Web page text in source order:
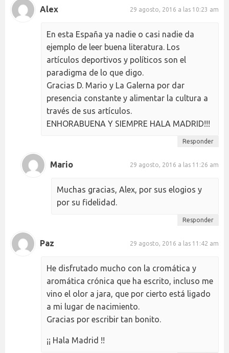
Alex 29 agosto, 2016 a las 10:23 am
En esta España ya nadie o casi nadie da
ejemplo de leer buena literatura. Los
artículos deportivos y políticos son el
paradigma de lo que digo.
Gracias D. Mario y La Galerna por dar
presencia constante y alimentar la cultura a
través de sus artículos.
ENHORABUENA Y SIEMPRE HALA MADRID!!!
Responder
Mario 29 agosto, 2016 a las 11:26 am
Muchas gracias, Alex, por sus elogios y
por su fidelidad.
Responder
Paz 29 agosto, 2016 a las 11:42 am
He disfrutado mucho con la cromática y
aromática crónica que ha escrito, incluso me
vino el olor a jara, que por cierto está ligado
a mi lugar de nacimiento.
Gracias por escribir tan bonito.
¡¡ Hala Madrid !!